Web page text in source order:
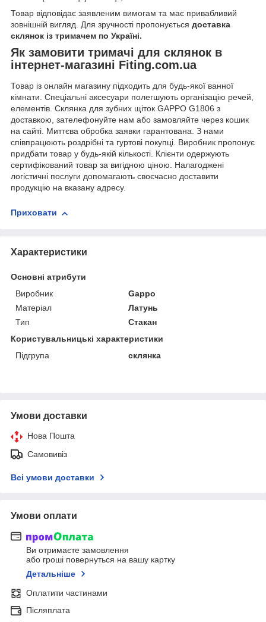
Товар відповідає заявленим вимогам та має привабливий
зовнішній вигляд. Для зручності пропонується доставка
склянок із тримачем по Україні.
Як замовити тримачі для склянок в
інтернет-магазині Fiting.com.ua
Товар із онлайн магазину підходить для будь-якої ванної
кімнати. Спеціальні аксесуари полегшують організацію речей,
елементів. Склянка для зубних щіток GAPPO G1806 з
доставкою, зателефонуйте нам або замовляйте через кошик
на сайті. Миттєва обробка заявки гарантована. З нами
співпрацюють роздрібні та гуртові покупці. Виробник пропонує
придбати товар у будь-якій кількості. Клієнти одержують
сертифікований товар за вигідною ціною. Налагоджені
логістичні послуги допомагають своєчасно доставити
продукцію на вказану адресу.
Приховати
Характеристики
Основні атрибути
Виробник
Gappo
Матеріал
Латунь
Тип
Стакан
Користувальницькі характеристики
Підгрупа
склянка
Умови доставки
Нова Пошта
Самовивіз
Всі умови доставки
Умови оплати
Ви отримаєте замовлення
або гроші повернуться на вашу картку
Детальніше
Оплатити частинами
Післяплата